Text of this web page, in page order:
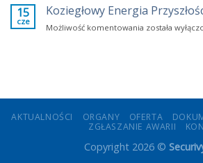
os.
Leśnym
usunięciem
–
kolejne
koszty
15
cze
Koziegłowy Energia
Możliwość komentowania Koziegłowy
została
AKTUALNOŚCI ORGANY OFERTA
ZGŁASZANIE AWARII
Copyright 2026 ©